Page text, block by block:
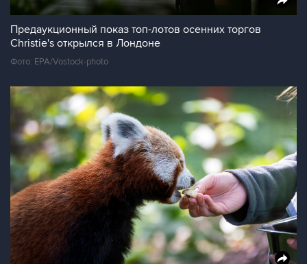
Предаукционный показ топ-лотов осенних торгов
Christie's открылся в Лондоне
Фото: EPA/Vostock-photo